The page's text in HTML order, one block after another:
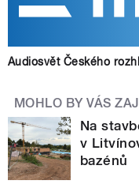
Audiosvět Českého
MOHLO BY VÁS
Na
v
bazénů